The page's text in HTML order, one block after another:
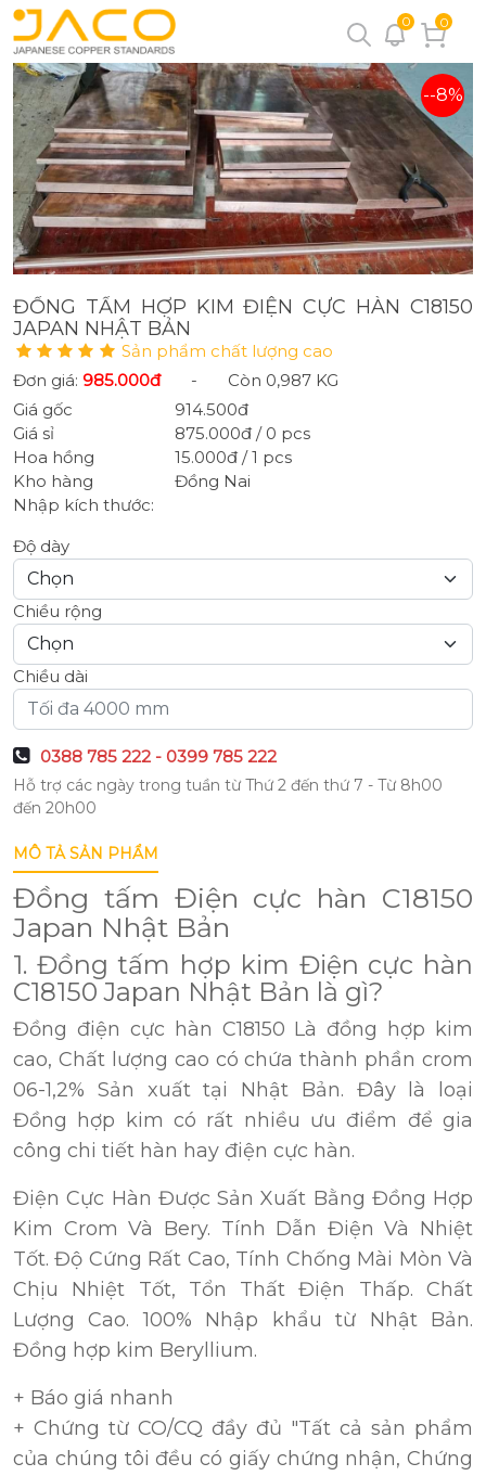
0 0
--8%
ĐỒNG TẤM HỢP KIM ĐIỆN CỰC HÀN C18150
JAPAN NHẬT BẢN
Sản phẩm chất lượng cao
Đơn giá: 985.000đ- Còn 0,987 KG
Giá gốc
914.500đ
Giá sỉ
875.000đ / 0 pcs
Hoa hồng
15.000đ / 1 pcs
Kho hàng
Đồng Nai
Nhập kích thước:
Độ dày
Chiều rộng
Chiều dài
0388 785 222 - 0399 785 222
Hỗ trợ các ngày trong tuần từ Thứ 2 đến thứ 7 - Từ 8h00
đến 20h00
MÔ TẢ SẢN PHẨM
Đồng tấm Điện cực hàn C18150
Japan Nhật Bản
1. Đồng tấm hợp kim Điện cực hàn
C18150 Japan Nhật Bản là gì?
Đồng điện cực hàn C18150 Là đồng hợp kim
cao, Chất lượng cao có chứa thành phần crom
06-1,2% Sản xuất tại Nhật Bản. Đây là loại
Đồng hợp kim có rất nhiều ưu điểm để gia
công chi tiết hàn hay điện cực hàn.
Điện Cực Hàn Được Sản Xuất Bằng Đồng Hợp
Kim Crom Và Bery. Tính Dẫn Điện Và Nhiệt
Tốt. Độ Cứng Rất Cao, Tính Chống Mài Mòn Và
Chịu Nhiệt Tốt, Tổn Thất Điện Thấp. Chất
Lượng Cao. 100% Nhập khẩu từ Nhật Bản.
Đồng hợp kim Beryllium.
+ Báo giá nhanh
+ Chứng từ CO/CQ đầy đủ "Tất cả sản phẩm
của chúng tôi đều có giấy chứng nhận, Chứng